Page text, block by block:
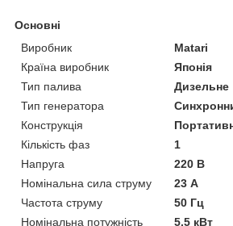
Основні
Виробник
Matari
Країна виробник
Японія
Тип палива
Дизельне
Тип генератора
Конструкція
Кількість фаз
1
Напруга
220 В
Номінальна сила струму
23 А
Частота струму
50 Гц
Номінальна потужність
5.5 кВт